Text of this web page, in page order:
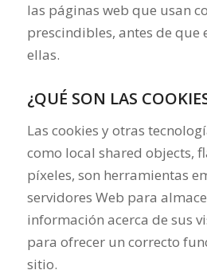
las páginas web que usan
prescindibles, antes de que
ellas.
¿QUÉ SON LAS
Las cookies y otras
como local shared objects,
píxeles, son herramientas
servidores Web para
información acerca de sus
para ofrecer un correcto
sitio.